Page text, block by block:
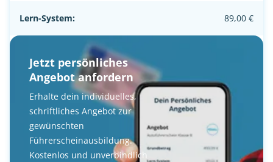
Lern-System: 89,00 €
Jetzt persönliches
Angebot anfordern
Erhalte dein individuelles,
schriftliches Angebot zur
gewünschten
Führerscheinausbildung.
Kostenlos und unverbindlich